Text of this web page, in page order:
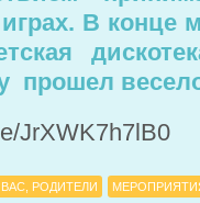
В конце
прошел
JrXWK7h7lB0
ВАС, РОДИТЕЛИ